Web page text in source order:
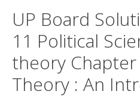
UP Board
11 Political
theory Chapter
Theory : An